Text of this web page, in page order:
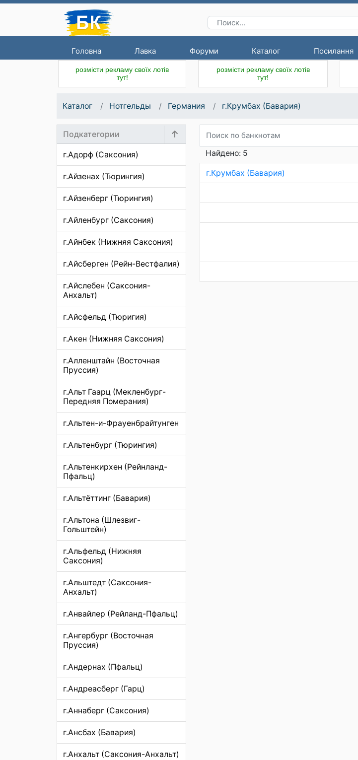
Головна Лавка Форуми Каталог Посилання
розмісти рекламу своїх лотів
тут!
розмісти рекламу своїх лотів
тут!
Каталог Нотгельды Германия г.Крумбах (Бавария)
Подкатегории
г.Адорф (Саксония)
г.Айзенах (Тюрингия)
г.Айзенберг (Тюрингия)
г.Айленбург (Саксония)
г.Айнбек (Нижняя Саксония)
г.Айсберген (Рейн-Вестфалия)
г.Айслебен (Саксония-
Анхальт)
г.Айсфельд (Тюригия)
г.Акен (Нижняя Саксония)
г.Алленштайн (Восточная
Пруссия)
г.Альт Гаарц (Мекленбург-
Передняя Померания)
г.Альтен-и-Фрауенбрайтунген
г.Альтенбург (Тюрингия)
г.Альтенкирхен (Рейнланд-
Пфальц)
г.Альтёттинг (Бавария)
г.Альтона (Шлезвиг-
Гольштейн)
г.Альфельд (Нижняя
Саксония)
г.Альштедт (Саксония-
Анхальт)
г.Анвайлер (Рейланд-Пфальц)
г.Ангербург (Восточная
Пруссия)
г.Андернах (Пфальц)
г.Андреасберг (Гарц)
г.Аннаберг (Саксония)
г.Ансбах (Бавария)
г.Анхальт (Саксония-Анхальт)
Найдено: 5
г.Крумбах (Бавария)